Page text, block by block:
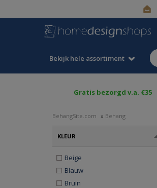
Bekijk hele assortiment
Gratis bezorgd v.a. €35
BehangSite.com » Behang
KLEUR
Beige
Blauw
Bruin